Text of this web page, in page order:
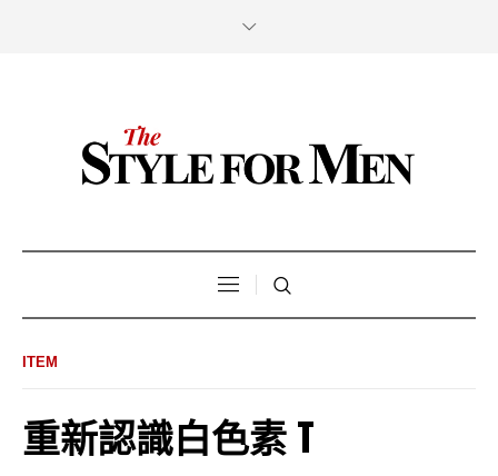
ITEM
重新認識白色素 T